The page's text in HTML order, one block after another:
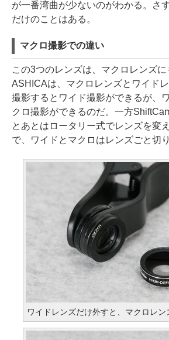
が一番湾曲が少ないのがわかる。さ
だけのことはある。
マクロ撮影での違い
この3つのレンズは、マクロレンズ
ASHICAは、マクロレンズとワイド
撮影するとワイド撮影ができるが、
クロ撮影ができるのだ。一方
とあとはロータリー式でレンズを変
で、ワイドとマクロはレンズごと切
ワイドレンズだけ外すと、マクロレン